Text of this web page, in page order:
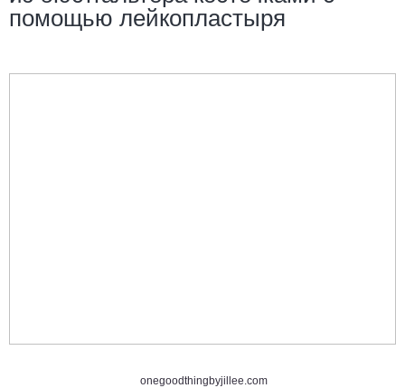
помощью лейкопластыря
onegoodthingbyjillee.com